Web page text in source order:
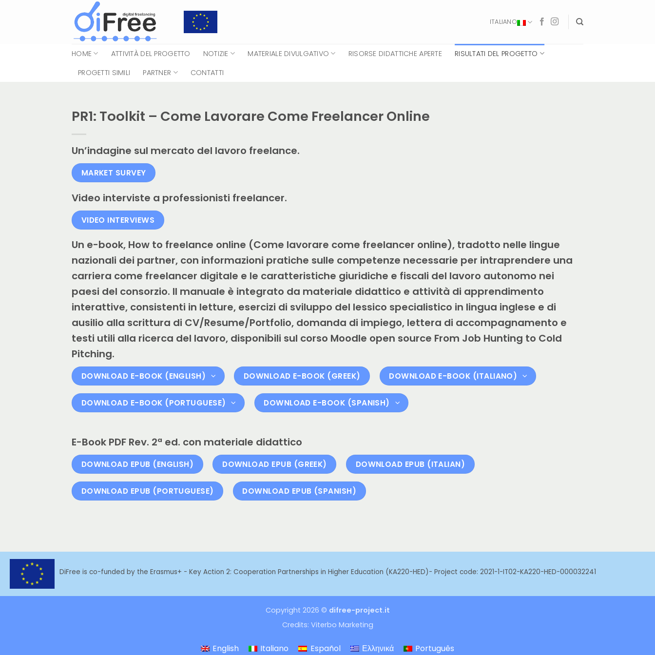
ITALIANO
HOME ATTIVITÀ DEL PROGETTO NOTIZIE MATERIALE DIVULGATIVO RISORSE DIDATTICHE APERTE
RISULTATI DEL PROGETTO
PROGETTI SIMILI
PARTNER CONTATTI
PR1: Toolkit – Come Lavorare Come Freelancer Online
Un’indagine sul mercato del lavoro freelance.
MARKET SURVEY
Video interviste a professionisti freelancer.
VIDEO INTERVIEWS
Un e-book, How to freelance online (Come lavorare come freelancer online), tradotto nelle lingue
nazionali dei partner, con informazioni pratiche sulle competenze necessarie per intraprendere una
carriera come freelancer digitale e le caratteristiche giuridiche e fiscali del lavoro autonomo nei
paesi del consorzio. Il manuale è integrato da materiale didattico e attività di apprendimento
interattive, consistenti in letture, esercizi di sviluppo del lessico specialistico in lingua inglese e di
ausilio alla scrittura di CV/Resume/Portfolio, domanda di impiego, lettera di accompagnamento e
testi utili alla ricerca del lavoro, disponibili sul corso Moodle open source From Job Hunting to Cold
Pitching.
DOWNLOAD E-BOOK (ENGLISH) DOWNLOAD E-BOOK (GREEK) DOWNLOAD E-BOOK (ITALIANO)
DOWNLOAD E-BOOK (PORTUGUESE) DOWNLOAD E-BOOK (SPANISH)
E-Book PDF Rev. 2ª ed. con materiale didattico
DOWNLOAD EPUB (ENGLISH) DOWNLOAD EPUB (GREEK) DOWNLOAD EPUB (ITALIAN)
DOWNLOAD EPUB (PORTUGUESE) DOWNLOAD EPUB (SPANISH)
DiFree is co-funded by the Erasmus+ - Key Action 2: Cooperation Partnerships in Higher Education (KA220-HED)- Project code: 2021-1-IT02-KA220-HED-000032241
Copyright 2026 © difree-project.it
Credits: Viterbo Marketing
English Italiano Español Ελληνικά Português